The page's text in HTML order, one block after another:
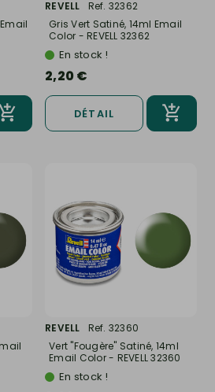
REVELL
Ref. 32362
Gris Vert Satiné, 14ml Email
Color - REVELL 32362
En stock !
2,20 €
DÉTAIL
REVELL
Ref. 32360
Vert "Fougère" Satiné, 14ml
Email Color - REVELL 32360
En stock !